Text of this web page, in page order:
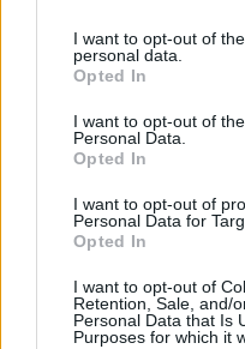
not limited to your visit or
grant or deny consent to
use your data for below
consent section.
I want to opt-out of
personal data.
Opted In
I want to opt-out of
Personal Data.
Opted In
I want to opt-out of
Personal Data for
Opted In
I want to opt-out of
Retention, Sale, and/
Personal Data that Is
Purposes for which it
matrice responsabilità
legale, sicurezza),
privacy by design
registro decisionale
scelte – tool, modelli,
consente di
riduce l’ansia da
Sul fronte strumenti,